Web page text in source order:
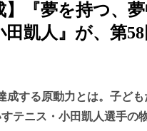
】『夢を持つ、
凱人』が、第
成する原動力とは。子ど
テニス・小田凱人選手の